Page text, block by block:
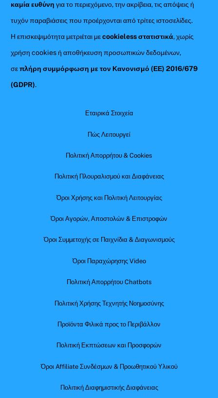
καμία ευθύνη για το περιεχόμενο, την ακρίβεια, τις απόψεις ή
τυχόν παραβιάσεις που προέρχονται από τρίτες ιστοσελίδες.
Η επισκεψιμότητα μετριέται μεcookieless στατιστικά, χωρίς
χρήση cookies ή αποθήκευση προσωπικών δεδομένων,
σεπλήρη συμμόρφωση με τον Κανονισμό (ΕΕ) 2016/679
(GDPR).
Εταιρικά Στοιχεία
Πώς Λειτουργεί
Πολιτική Απορρήτου & Cookies
Πολιτική Πλουραλισμού και Διαφάνειας
Όροι Χρήσης και Πολιτική Λειτουργίας
Όροι Αγορών, Αποστολών & Επιστροφών
Όροι Συμμετοχής σε Παιχνίδια & Διαγωνισμούς
Όροι Παραχώρησης Video
Πολιτική Απορρήτου Chatbots
Πολιτική Χρήσης Τεχνητής Νοημοσύνης
Προϊόντα Φιλικά προς το Περιβάλλον
Πολιτική Εκπτώσεων και Προσφορών
Όροι Affiliate Συνδέσμων & Προωθητικού Υλικού
Πολιτική Διαφημιστικής Διαφάνειας